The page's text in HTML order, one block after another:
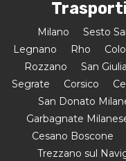
Milano Sesto
Legnano
Rho
Rozzano
San
Segrate
Corsico
San Donato
Garbagnate
Cesano Boscone
Trezzano sul